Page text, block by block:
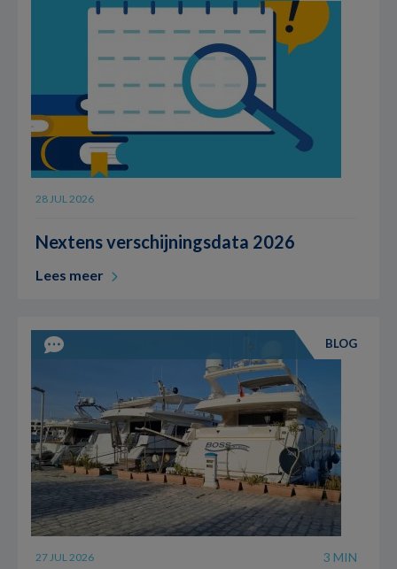
28 JUL 2026
Nextens verschijningsdata 2026
Lees meer
BLOG
27 JUL 2026 3 MIN